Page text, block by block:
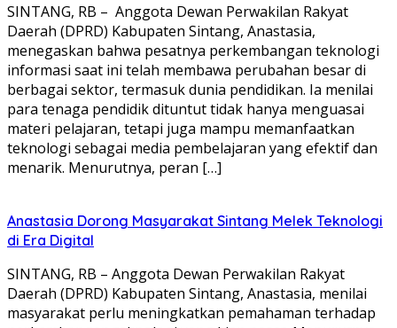
SINTANG, RB – Anggota Dewan Perwakilan Rakyat
Daerah (DPRD) Kabupaten Sintang, Anastasia,
menegaskan bahwa pesatnya perkembangan teknologi
informasi saat ini telah membawa perubahan besar di
berbagai sektor, termasuk dunia pendidikan. Ia menilai
para tenaga pendidik dituntut tidak hanya menguasai
materi pelajaran, tetapi juga mampu memanfaatkan
teknologi sebagai media pembelajaran yang efektif dan
menarik. Menurutnya, peran […]
Anastasia Dorong Masyarakat Sintang Melek Teknologi
di Era Digital
SINTANG, RB – Anggota Dewan Perwakilan Rakyat
Daerah (DPRD) Kabupaten Sintang, Anastasia, menilai
masyarakat perlu meningkatkan pemahaman terhadap